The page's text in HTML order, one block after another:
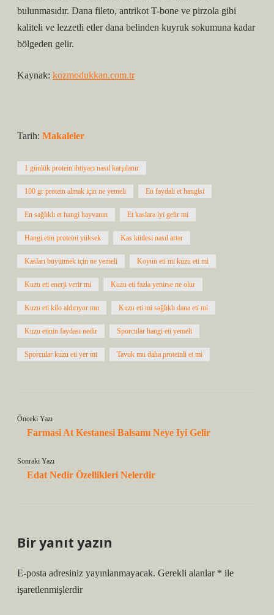
bulunmasıdır. Dana fileto, antrikot T-bone ve pirzola gibi
kaliteli ve lezzetli etler dana belinden kuyruk sokumuna kadar
bölgeden gelir.
Kaynak: kozmodukkan.com.tr
Tarih: Makaleler
1 günlük protein ihtiyacı nasıl karşılanır
100 gr protein almak için ne yemeli En faydalı et hangisi
En sağlıklı et hangi hayvanın Et kaslara iyi gelir mi
Hangi etin proteini yüksek Kas kütlesi nasıl artar
Kasları büyütmek için ne yemeli Koyun eti mi kuzu eti mi
Kuzu eti enerji verir mi Kuzu eti fazla yenirse ne olur
Kuzu eti kilo aldırıyor mu Kuzu eti mi sağlıklı dana eti mi
Kuzu etinin faydası nedir Sporcular hangi eti yemeli
Sporcular kuzu eti yer mi Tavuk mu daha proteinli et mi
Önceki Yazı
Farmasi At Kestanesi Balsamı Neye Iyi Gelir
Sonraki Yazı
Edat Nedir Özellikleri Nelerdir
Bir yanıt yazın
E-posta adresiniz yayınlanmayacak. Gerekli alanlar * ile
işaretlenmişlerdir